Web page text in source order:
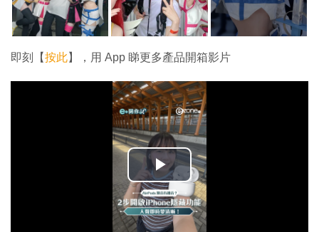
即刻【按此】，用 App 睇更多產品開箱影片
播
放